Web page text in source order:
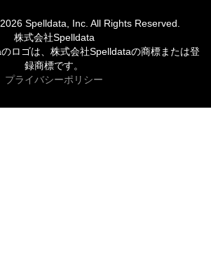
Spelldata, Inc. All Rights Reserved.
株式会社Spelldata
ロゴは、株式会社Spelldataの商標または登
録商標です。
プライバシーポリシー